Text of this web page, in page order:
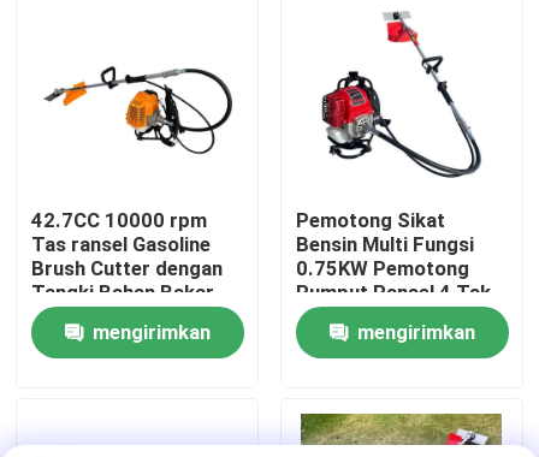
tampilan pabrik
Hubungi Kami
Minta Kutipan
Gergaji bensin
Gergaji Listrik
42.7CC 10000 rpm
Tas ransel Gasoline
Brush Cutter dengan
Tangki Bahan Bakar
1200ml untuk Efisien
Pemangkasan Rumput
mengirimkan
Pemotong Sikat
Bensin Multi Fungsi
0.75KW Pemotong
Rumput Ransel 4 Tak
mengirimkan